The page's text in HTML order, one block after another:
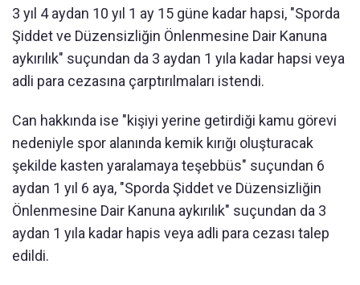
3 yıl 4 aydan 10 yıl 1 ay 15 güne kadar hapsi, "Sporda
Şiddet ve Düzensizliğin Önlenmesine Dair Kanuna
aykırılık" suçundan da 3 aydan 1 yıla kadar hapsi veya
adli para cezasına çarptırılmaları istendi.
Can hakkında ise "kişiyi yerine getirdiği kamu görevi
nedeniyle spor alanında kemik kırığı oluşturacak
şekilde kasten yaralamaya teşebbüs" suçundan 6
aydan 1 yıl 6 aya, "Sporda Şiddet ve Düzensizliğin
Önlenmesine Dair Kanuna aykırılık" suçundan da 3
aydan 1 yıla kadar hapis veya adli para cezası talep
edildi.